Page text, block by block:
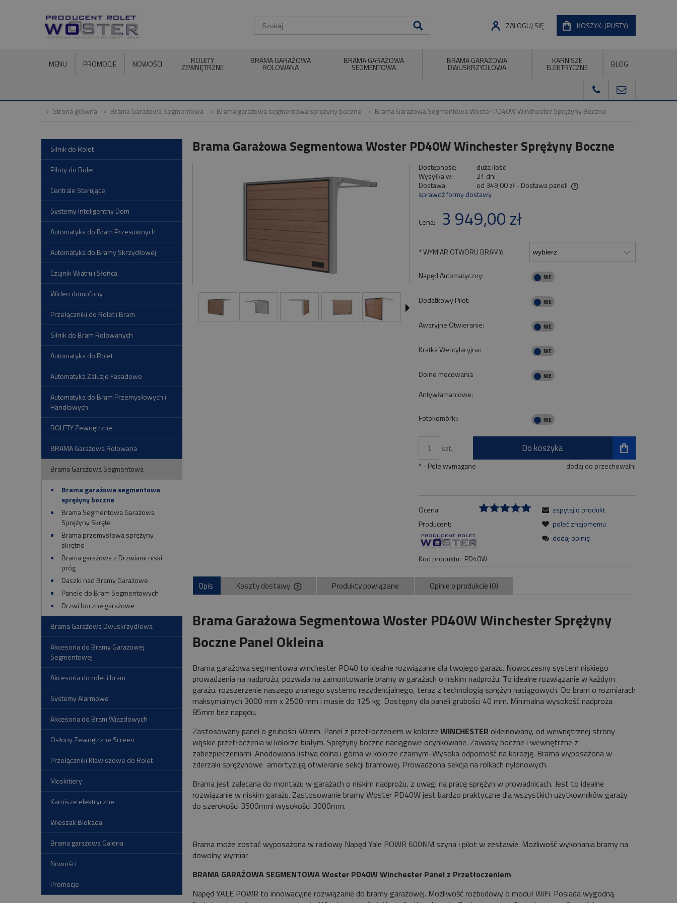
KOSZYK: (PUSTY)
ZALOGUJ SIĘ
MENU PROMOCJE NOWOŚCI ROLETY
ZEWNĘTRZNE
BRAMA GARAŻOWA
ROLOWANA
BRAMA GARAŻOWA
SEGMENTOWA
BRAMA GARAŻOWA
DWUSKRZYDŁOWA
KARNISZE
ELEKTRYCZNE BLOG
Strona główna Brama Garażowa Segmentowa Brama garażowa segmentowa sprężyny boczne Brama Garażowa Segmentowa Woster PD40W Winchester Sprężyny Boczne
Silnik do Rolet
Piloty do Rolet
Centrale Sterujące
Systemy Inteligentny Dom
Automatyka do Bram Przesuwnych
Automatyka do Bramy Skrzydłowej
Czujnik Wiatru i Słońca
Wideo domofony
Przełączniki do Rolet i Bram
Silnik do Bram Rolowanych
Automatyka do Rolet
Automatyka Żaluzje Fasadowe
Automatyka do Bram Przemysłowych i
Handlowych
ROLETY Zewnętrzne
BRAMA Garażowa Rolowana
Brama Garażowa Segmentowa
Brama garażowa segmentowa
sprężyny boczne
Brama Segmentowa Garażowa
Sprężyny Skręte
Brama przemysłowa sprężyny
skrętne
Brama garażowa z Drzwiami niski
próg
Daszki nad Bramy Garażowe
Panele do Bram Segmentowych
Drzwi boczne garażowe
Brama Garażowa Dwuskrzydłowa
Akcesoria do Bramy Garażowej
Segmentowej
Akcesoria do rolet i bram
Systemy Alarmowe
Akcesoria do Bram Wjazdowych
Osłony Zewnętrzne Screen
Przełączniki Klawiszowe do Rolet
Moskitiery
Karnisze elektryczne
Wieszak Blokada
Brama garażowa Galeria
Nowości
Promocje
Brama Garażowa Segmentowa Woster PD40W Winchester Sprężyny Boczne
Dostępność:
duża ilość
Wysyłka w:
21 dni
Dostawa:
od 349,00 zł- Dostawa paneli
płatności
sprawdź formy dostawy
Cena: 3 949,00 zł
*WYMIAR OTWORU BRAMY:
Napęd Automatyczny:
Dodatkowy Pilot:
Awaryjne Otwieranie:
Kratka Wentylacyjna:
Dolne mocowania
Antywłamaniowe:
Fotokomórki:
szt. Do koszyka
dodaj do przechowalni
* - Pole wymagane
Ocena:
Producent:
Kod produktu: PD40W
zapytaj o produkt
poleć znajomemu
dodaj opinię
Opis Koszty dostawy
płatności
Produkty powiązane Opinie o produkcie (0)
Brama Garażowa Segmentowa Woster PD40W Winchester Sprężyny
Boczne Panel Okleina
Brama garażowa segmentowa winchester PD40 to idealne rozwiązanie dla twojego garażu. Nowoczesny system niskiego
prowadzenia na nadprożu, pozwala na zamontowanie bramy w garażach o niskim nadprożu. To idealne rozwiązanie w każdym
garażu. rozszerzenie naszego znanego systemu rezydencjalnego, teraz z technologią sprężyn naciągowych. Do bram o rozmiarach
maksymalnych 3000 mm x 2500 mm i masie do 125 kg. Dostępny dla paneli grubości 40 mm. Minimalna wysokość nadproża
85mm bez napędu.
Zastosowany panel o grubości 40mm. Panel z przetłoczeniem w kolorze WINCHESTER okleinowany, od wewnętrznej strony
wąskie przetłoczenia w kolorze białym. Sprężyny boczne naciągowe ocynkowane. Zawiasy boczne i wewnętrzne z
zabezpieczeniami .Anodowana listwa dolna i górna w kolorze czarnym-Wysoka odporność na korozję. Brama wyposażona w
zderzaki sprężynowe amortyzują otwieranie sekcji bramowej. Prowadzona sekcja na rolkach nylonowych.
Brama jest zalecana do montażu w garażach o niskim nadprożu, z uwagi na pracę sprężyn w prowadnicach. Jest to idealne
rozwiązanie w niskim garażu. Zastosowanie bramy Woster PD40W jest bardzo praktyczne dla wszystkich użytkowników garaży
do szerokości 3500mmi wysokości 3000mm.
Brama może zostać wyposażona w radiowy Napęd Yale POWR 600NM szyna i pilot w zestawie. Możliwość wykonania bramy na
dowolny wymiar.
BRAMA GARAŻOWA SEGMENTOWA Woster PD40W Winchester Panel z Przetłoczeniem
Napęd YALE POWR to innowacyjne rozwiązanie do bramy garażowej. Możliwość rozbudowy o moduł WiFi. Posiada wygodną